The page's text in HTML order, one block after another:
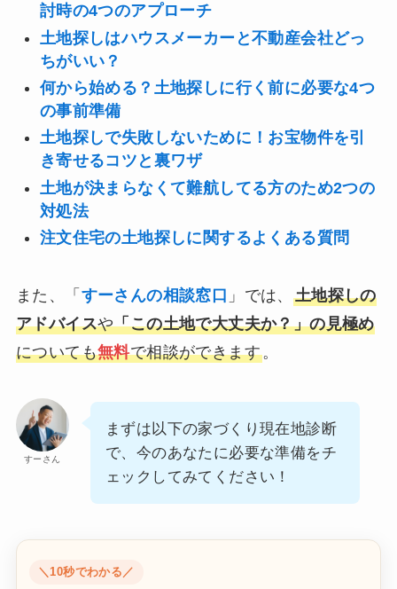
討時の4つのアプローチ
土地探しはハウスメーカーと不動産会社どっ
ちがいい？
何から始める？土地探しに行く前に必要な4つ
の事前準備
土地探しで失敗しないために！お宝物件を引
き寄せるコツと裏ワザ
土地が決まらなくて難航してる方のため2つの
対処法
注文住宅の土地探しに関するよくある質問
また、「 すーさんの相談窓口 」では、 土地探しの
アドバイスや「この土地で大丈夫か？」の見極め
についても無料で相談ができます。
すーさん
まずは以下の家づくり現在地診断
で、今のあなたに必要な準備をチ
ェックしてみてください！
＼10秒でわかる／